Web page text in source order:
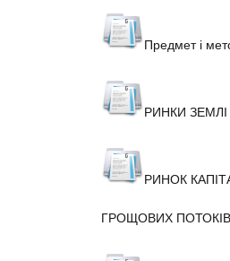
Предмет і
РИНКИ
РИНОК
ГРОЩОВИХ ПОТОКІВ